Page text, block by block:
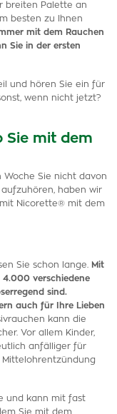
breiten Palette an
besten zu Ihnen
mit dem Rauchen
Sie in der ersten
und hören Sie ein für
wenn nicht jetzt?
Sie mit dem
Woche Sie nicht davon
haben wir
Nicorette® mit dem
Sie schon lange.
Mit
4.000 verschiedene
sind.
auch für Ihre Lieben
kann die
Vor allem Kinder,
anfälliger für
Mittelohrentzündung
und kann mit fast
Sie mit dem